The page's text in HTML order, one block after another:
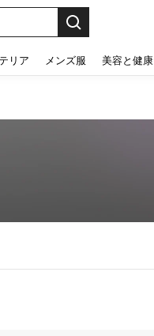
リア メンズ服 美容と健康